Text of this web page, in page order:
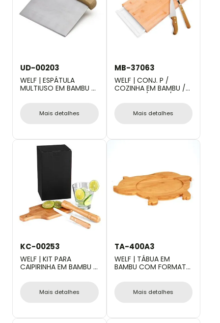
UD-00203
WELF | ESPÁTULA
MULTIUSO EM BAMBU /
Mais detalhes
MB-37063
WELF | CONJ. P /
COZINHA EM BAMBU /
MADEIRA / INOX /
Mais detalhes
KC-00253
WELF | KIT PARA
CAIPIRINHA EM BAMBU /
Mais detalhes
TA-400A3
WELF | TÁBUA EM
BAMBU COM FORMATO
Mais detalhes